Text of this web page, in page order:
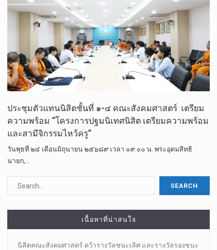
ประชุมตัวแทนนิสิตชั้นที่ ๑-๔ คณะสังคมศาสตร์​ ​ เตรียม​
ความพร้อม “โครงการปฐมนิเทศนิสิต เตรียมความพร้อม
และสามีจิกรรมไหว้ครู”
วันพุธที่​ ๒๔​ เดือนมิถุนายน ๒๕๖๘๙ เวลา​ ๐๙.๐๐​ น.​ พระอุดมสิทธิ
นายก,…
เนื้อหาที่น่าสนใจ
นิสิตคณะสังคมศาสตร์​ คว้ารางวัลชนะเลิศ และรางวัลรองชนะ